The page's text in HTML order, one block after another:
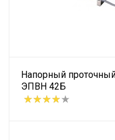
Напорный
ЭПВН 42Б